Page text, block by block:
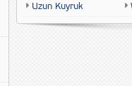
Uzun Kuyruk